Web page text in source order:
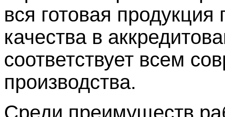
вся готовая продукция
качества в
соответствует всем
производства.
Среди преимуществ